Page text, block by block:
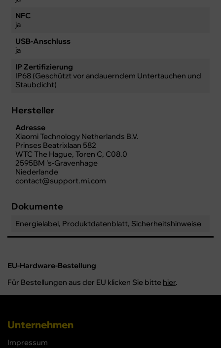
NFC
ja
USB-Anschluss
ja
IP Zertifizierung
IP68 (Geschützt vor andauerndem Untertauchen und
Staubdicht)
Hersteller
Adresse
Xiaomi Technology Netherlands B.V.
Prinses Beatrixlaan 582
WTC The Hague, Toren C, C08.0
2595BM 's-Gravenhage
Niederlande
contact@support.mi.com
Dokumente
Energielabel, Produktdatenblatt, Sicherheitshinweise
EU-Hardware-Bestellung
Für Bestellungen aus der EU klicken Sie bitte hier.
Unternehmen
Impressum